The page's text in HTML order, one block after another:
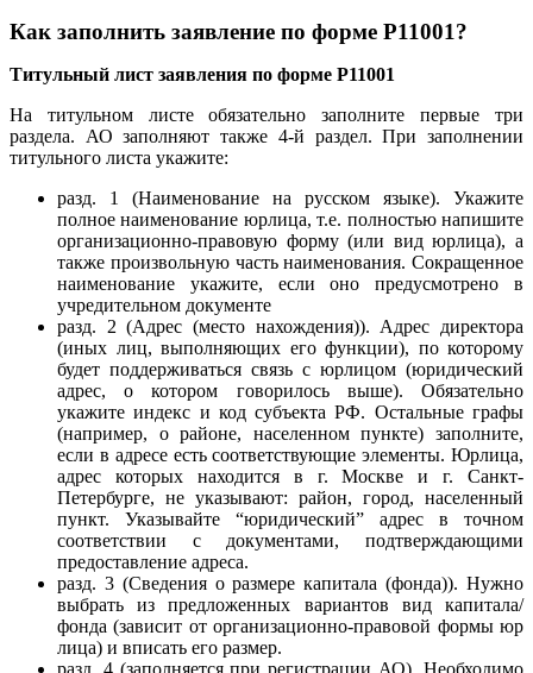
Как заполнить заявление по форме Р11001?
Титульный лист заявления по форме Р11001
На титульном листе обязательно заполните первые три
раздела. АО заполняют также 4-й раздел. При заполнении
титульного листа укажите:
разд. 1 (Наименование на русском языке). Укажите
полное наименование юрлица, т.е. полностью напишите
организационно-правовую форму (или вид юрлица), а
также произвольную часть наименования. Сокращенное
наименование укажите, если оно предусмотрено в
учредительном документе
разд. 2 (Адрес (место нахождения)). Адрес директора
(иных лиц, выполняющих его функции), по которому
будет поддерживаться связь с юрлицом (юридический
адрес, о котором говорилось выше). Обязательно
укажите индекс и код субъекта РФ. Остальные графы
(например, о районе, населенном пункте) заполните,
если в адресе есть соответствующие элементы. Юрлица,
адрес которых находится в г. Москве и г. Санкт-
Петербурге, не указывают: район, город, населенный
пункт. Указывайте “юридический” адрес в точном
соответствии с документами, подтверждающими
предоставление адреса.
разд. 3 (Сведения о размере капитала (фонда)). Нужно
выбрать из предложенных вариантов вид капитала/
фонда (зависит от организационно-правовой формы юр
лица) и вписать его размер.
разд. 4 (заполняется при регистрации АО). Необходимо